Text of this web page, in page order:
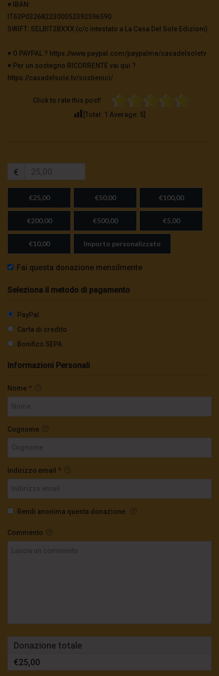
♥️ IBAN:
IT63P0326822300052392596590
SWIFT: SELBIT2BXXX (c/c intestato a La Casa Del Sole Edizioni)
♥️ O PAYPAL ? https://www.paypal.com/paypalme/casadelsoletv
♥️ Per un sostegno RICORRENTE vai qui ?
https://casadelsole.tv/sostienici/
Click to rate this post!
[Total: 1 Average: 5
€
€25,00 €50,00 €100,00
€200,00 €500,00 €5,00
€10,00 Importo personalizzato
Fai questa donazione mensilmente
Seleziona il metodo di pagamento
PayPal
Carta di credito
Bonifico SEPA
Informazioni Personali
Nome *
Cognome
Indirizzo email *
Rendi anonima questa donazione.
Commento
Donazione totale
€25,00